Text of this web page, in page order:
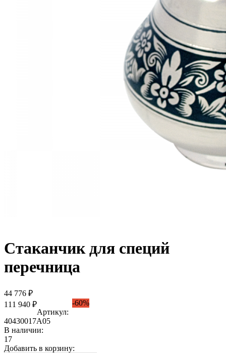
Стаканчик для специй
перечница
44 776 ₽
111 940 ₽
-60%
Артикул:
40430017А05
В наличии:
17
Добавить в корзину: